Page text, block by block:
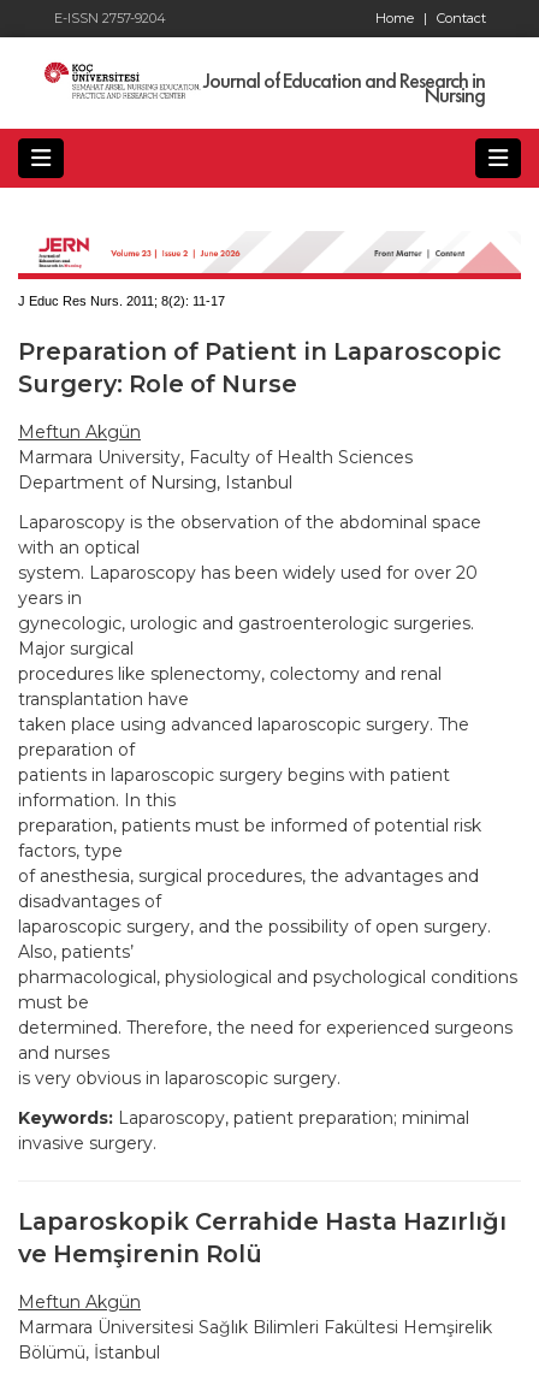
E-ISSN 2757-9204 Contact
Home |
Journal of Education and Research in
Nursing
J Educ Res Nurs. 2011; 8(2): 11-17
Preparation of Patient in Laparoscopic
Surgery: Role of Nurse
Meftun Akgün
Marmara University, Faculty of Health Sciences
Department of Nursing, Istanbul
Laparoscopy is the observation of the abdominal space
with an optical
system. Laparoscopy has been widely used for over 20
years in
gynecologic, urologic and gastroenterologic surgeries.
Major surgical
procedures like splenectomy, colectomy and renal
transplantation have
taken place using advanced laparoscopic surgery. The
preparation of
patients in laparoscopic surgery begins with patient
information. In this
preparation, patients must be informed of potential risk
factors, type
of anesthesia, surgical procedures, the advantages and
disadvantages of
laparoscopic surgery, and the possibility of open surgery.
Also, patients’
pharmacological, physiological and psychological conditions
must be
determined. Therefore, the need for experienced surgeons
and nurses
is very obvious in laparoscopic surgery.
Keywords: Laparoscopy, patient preparation; minimal
invasive surgery.
Laparoskopik Cerrahide Hasta Hazırlığı
ve Hemşirenin Rolü
Meftun Akgün
Marmara Üniversitesi Sağlık Bilimleri Fakültesi Hemşirelik
Bölümü, İstanbul